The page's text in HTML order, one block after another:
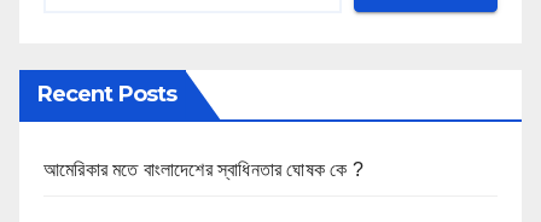
Recent Posts
আমেরিকার মতে বাংলাদেশের স্বাধিনতার ঘোষক কে ?